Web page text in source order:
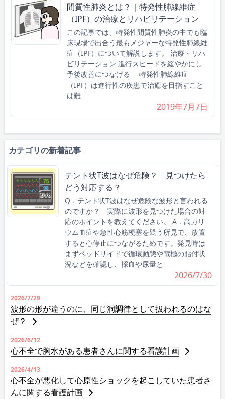
間質性肺炎とは？｜特発性肺線維症
（IPF）の治療とリハビリテーション
この記事では、特発性間質性肺炎の中でも臨
床現場で出合う最もメジャーな特発性肺線維
症（IPF）について解説します。 治療・リハ
ビリテーション 進行スピードを緩やかにし
予後改善につなげる 特発性肺線維症
（IPF）は進行性の疾患で治癒を目指すこと
は難
2019年7月7日
カテゴリの新着記事
テント状T波はなぜ危険？ 見つけたら
どう対応する？
Q．テント状T波はなぜ危険な波形と言われる
のですか？ 実際に波形を見つけた場合の対
応のポイントを教えてください。 A．高カリ
ウム血症や急性心筋梗塞を疑う所見で、放置
すると心停止につながるためです。発見時は
まずベッドサイドで循環動態や電極の貼付状
況などを確認し、採血や尿量と
2026/7/30
2026/7/29
波形の形が違うのに、同じ洞調律として扱われるのはな
ぜ？
2026/6/12
心不全で胸水がある患者さんに関する看護計画
2026/4/13
心不全が悪化して心原性ショックを起こしていた患者さ
んに関する看護計画